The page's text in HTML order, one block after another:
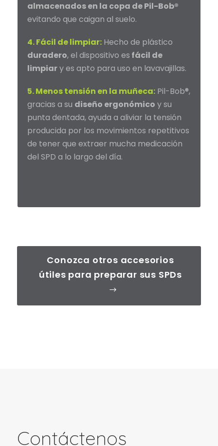
almacenados en la copa de Pil-Bob®
evitando que caigan al suelo.
4. Fácil de limpiar:Hecho de plástico
duradero, el dispositivo es fácil de
limpiary es apto para uso en lavavajillas.
5. Menos tensión en la muñeca:Pil-Bob®,
gracias a su diseño ergonómico y su
punta dentada, ayuda a aliviar la tensión
producida por los movimientos repetitivos
de tener que extraer mucha medicación
del SPD a lo largo del día.
Conozca otros accesorios
útiles para preparar sus SPDs
Contáctenos